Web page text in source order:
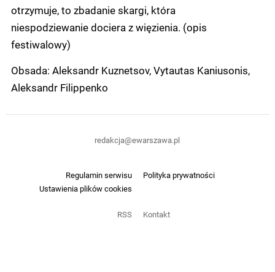
otrzymuje, to zbadanie skargi, która
niespodziewanie dociera z więzienia. (opis
festiwalowy)
Obsada: Aleksandr Kuznetsov, Vytautas Kaniusonis,
Aleksandr Filippenko
Regulamin serwisu
Polityka prywatności
Ustawienia plików cookies
RSS Kontakt
redakcja@ewarszawa.pl